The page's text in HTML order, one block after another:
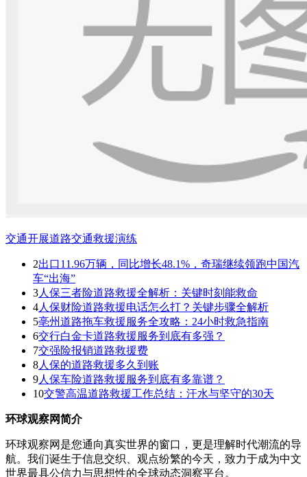
交通开展道路交通救援演练
2出口11.96万辆，同比增长48.1%，奇瑞继续领跑中国汽
车“出海”
3人保三者险道路救援全解析：关键时刻能救命
4人保财险道路救援电话怎么打？关键步骤全解析
5亳州道路拖车救援服务全攻略：24小时救急指南
6交行白金卡道路救援服务到底有多强？
7交强险报销道路救援费
8人保的道路救援多久到账
9人保车险道路救援服务到底有多靠谱？
10交警高温道路救援工作总结：汗水与坚守的30天
环球观察网简介
环球观察网是您通向真实世界的窗口，更是理解时代潮流的导
航。我们诞生于信息交织、观点纷繁的今天，致力于成为中文
世界最具公信力与思想性的全球动态洞察平台。